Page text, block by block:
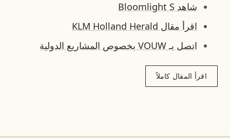
شاهد Bloomlight S
اقرأ مقال KLM Holland Herald
اتصل بـ VOUW بخصوص المشاريع الدولية
اقرأ المقال كاملاً